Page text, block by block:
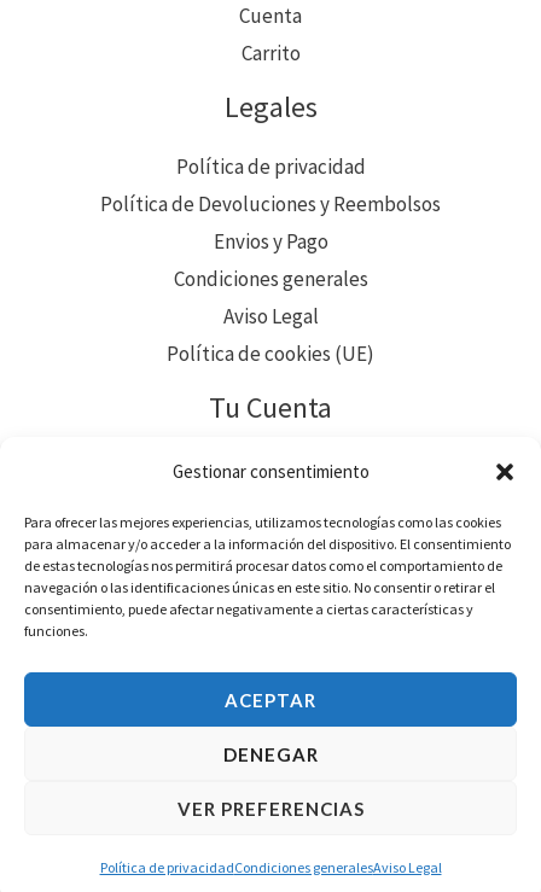
Gestionar consentimiento
Para ofrecer las mejores experiencias, utilizamos tecnologías como las cookies
para almacenar y/o acceder a la información del dispositivo. El consentimiento
de estas tecnologías nos permitirá procesar datos como el comportamiento de
navegación o las identificaciones únicas en este sitio. No consentir o retirar el
consentimiento, puede afectar negativamente a ciertas características y
funciones.
ACEPTAR
DENEGAR
VER PREFERENCIAS
Política de privacidadCondiciones generalesAviso Legal
Cuenta
Carrito
Legales
Política de privacidad
Política de Devoluciones y Reembolsos
Envios y Pago
Condiciones generales
Aviso Legal
Política de cookies (UE)
Tu Cuenta
Pedidos
Métodos de pago
Detalles de la cuenta
Contraseña perdida